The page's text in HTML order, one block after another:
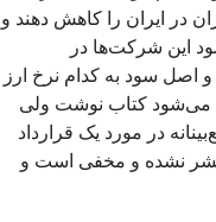
در ایران را کاهش دهند و
این شرکت‌ها در
اصل سود به کدام نرخ ارز
می‌شود کتاب نوشت ولی
در مورد یک قرارداد
نشده و مخفی است و